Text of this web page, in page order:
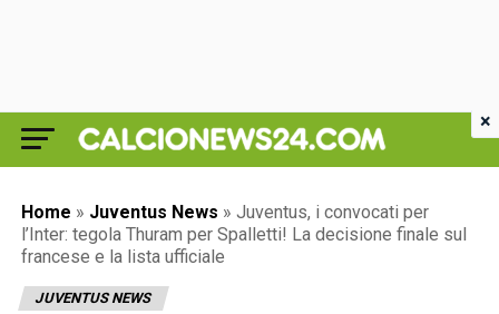
Home » Juventus News » Juventus, i convocati per
l’Inter: tegola Thuram per Spalletti! La decisione finale sul
francese e la lista ufficiale
JUVENTUS NEWS
×